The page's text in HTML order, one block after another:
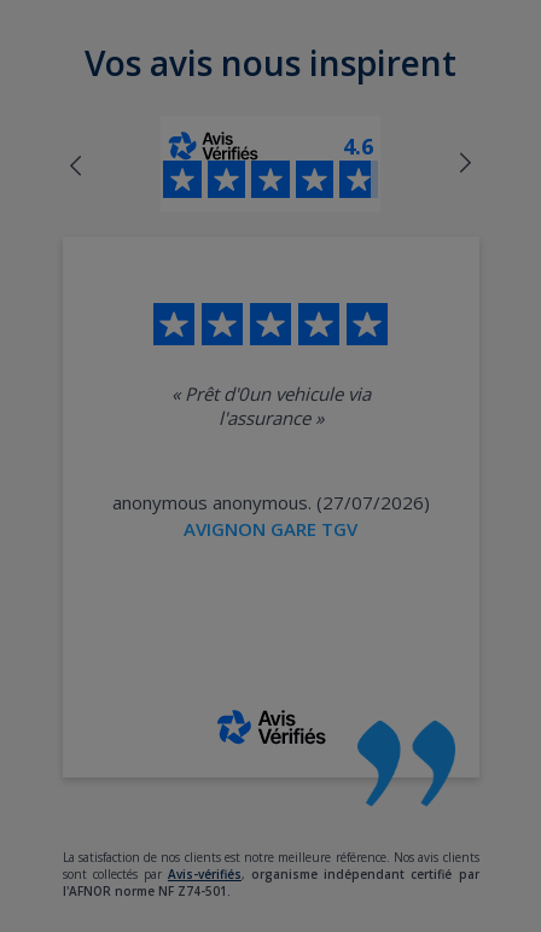
Vos avis nous inspirent
4.6
« Prêt d'0un vehicule via
l'assurance»
anonymous anonymous. (27/07/2026)
AVIGNON GARE TGV
La satisfaction de nos clients est notre meilleure référence. Nos avis clients
sont collectés par Avis-vérifiés, organisme indépendant certifié par
l'AFNOR norme NF Z74-501.